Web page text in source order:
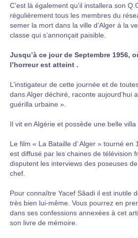
C’est là également qu’il installera son
régulièrement tous les membres du
semer la mort dans la ville d’Alger à la
classe qui s’annonçait paisible.
Jusqu’à ce jour de Septembre 1956,
l’horreur est atteint .
L’instigateur de cette journée et de
dans Alger déchiré, raconte aujourd’hui
guérilla urbaine ».
Il vit en Algérie et possède une belle villa
Le film « La Bataille d’ Alger » tourné en
est diffusé par les chaines de télévision
disputent les interviews des poseuses
chef.
Pour connaître Yacef Sâadi il est inutile
très bien lui-même. Vous pourrez en
dans ses confessions annexées à cet
son livre de mémoire.